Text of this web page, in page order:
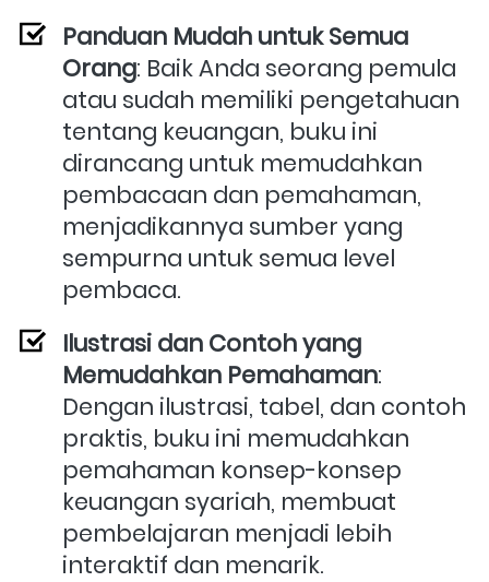
Panduan Mudah untuk Semua
Orang: Baik Anda seorang pemula
atau sudah memiliki pengetahuan
tentang keuangan, buku ini
dirancang untuk memudahkan
pembacaan dan pemahaman,
menjadikannya sumber yang
sempurna untuk semua level
pembaca.
Ilustrasi dan Contoh yang
Memudahkan Pemahaman:
Dengan ilustrasi, tabel, dan contoh
praktis, buku ini memudahkan
pemahaman konsep-konsep
keuangan syariah, membuat
pembelajaran menjadi lebih
interaktif dan menarik.